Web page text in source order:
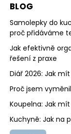
BLOG
Samolepky do
proč přidáváme
Jak efektivně
řešení z praxe
Diář 2026: Jak
Proč jsem
Koupelna: Jak
Kuchyně: Jak na